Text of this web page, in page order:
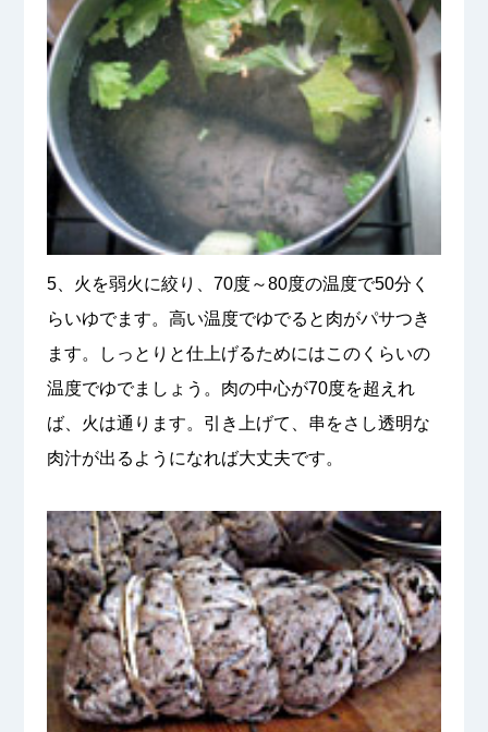
5、火を弱火に絞り、70度～80度の温度で50分く
らいゆでます。高い温度でゆでると肉がパサつき
ます。しっとりと仕上げるためにはこのくらいの
温度でゆでましょう。肉の中心が70度を超えれ
ば、火は通ります。引き上げて、串をさし透明な
肉汁が出るようになれば大丈夫です。